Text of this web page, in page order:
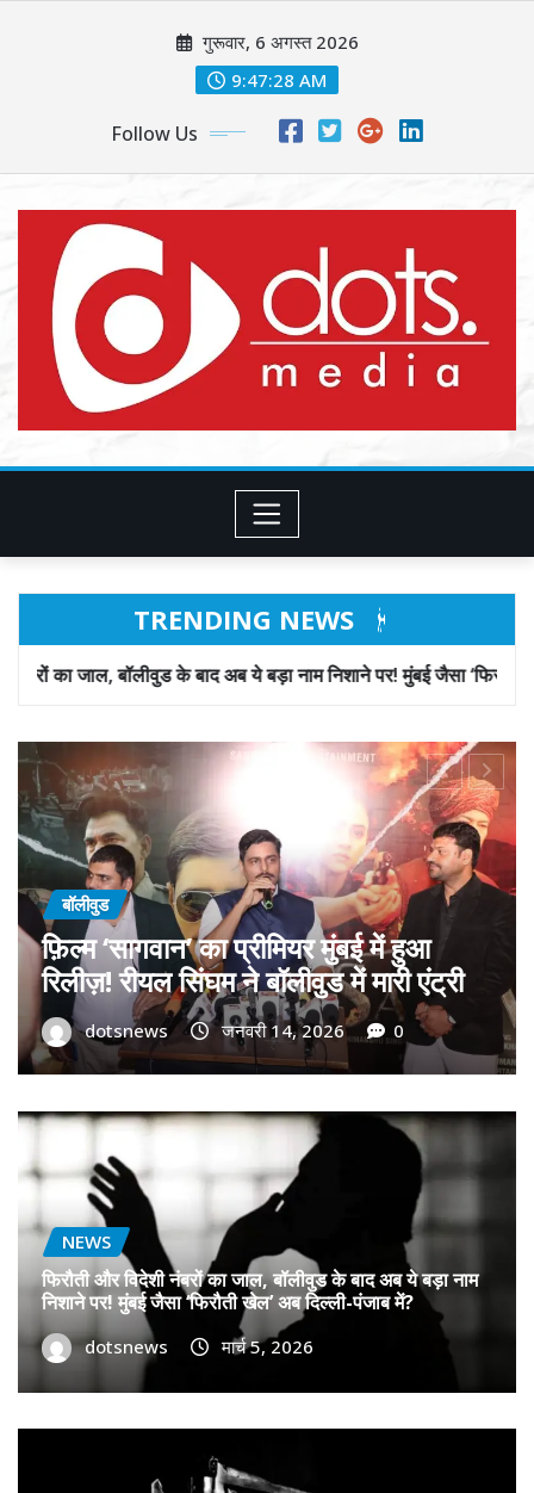
गुरूवार, 6 अगस्त 2026
9:47:30 AM
Follow Us
TRENDING NEWS
अब ये बड़ा नाम निशाने पर! मुंबई जैसा ‘फिरौती खेल’ अब दिल्ली-पंजाब में?
बॉलीवुड
गोवा मुख्यमंत्री डॉ. प्रमोद सावंत का ‘गोदान’
को बड़ा समर्थन; पोस्टर विमोचन कर मथुरा से
फिल्म गोदान की टीम का बढ़ाया मान!
dotsnews जनवरी 9, 2026 0
NEWS
फिरौती और विदेशी नंबरों का जाल, बॉलीवुड के बाद अब ये बड़ा नाम
निशाने पर! मुंबई जैसा ‘फिरौती खेल’ अब दिल्ली-पंजाब में?
dotsnews मार्च 5, 2026